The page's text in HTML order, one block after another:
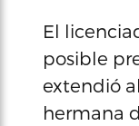
El
posible
extendió
hermana